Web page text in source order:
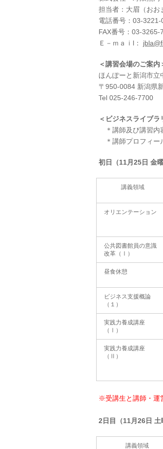
担当者：大眉（おお
電話番号：03-
FAX番号：03-3265-
Ｅ－ｍａｉl：
＜講習会場のご案内
ほんぽーと新潟市立
〒950-0084 新潟県
Tel 025-246-7700
＜ビジネスライブラ
＊講師及び講習内
＊講師プロフィー
初日（11月25日 金曜
講義領域
オリエンテーション
公共図書館員の意識
改革（Ⅰ）
昼食休憩
ビジネス支援概論
（１）
実践力養成講座
（Ⅰ）
実践力養成講座
（Ⅱ）
※受講生と講師・運
2日目（11月26日 土
講義領域